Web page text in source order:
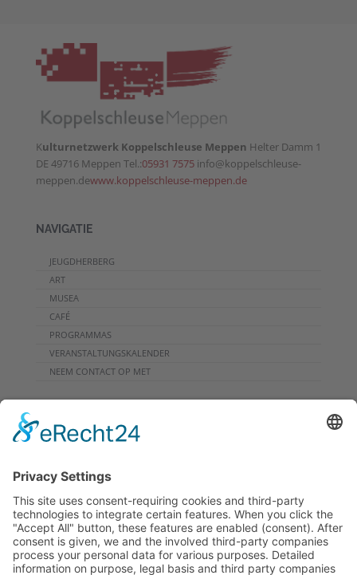
Kulturnetzwerk Koppelschleuse Meppen Helter Damm 1
DE 49716 Meppen Tel.:05931 7575info@koppelschleuse-
meppen.dewww.koppelschleuse-meppen.de
NAVIGATIE
JEUGDHERBERG
ART
MUSEA
CAFÉ
PROGRAMMAS
VERANSTALTUNGSKALENDER
NEEM CONTACT OP MET
PROGRAMMHEFT
NIEUWSBRIEF
RONDREIS
ARCHIEF
INFO